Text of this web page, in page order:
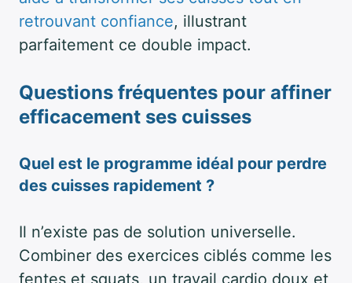
retrouvant confiance, illustrant
parfaitement ce double impact.
Questions fréquentes pour affiner
efficacement ses cuisses
Quel est le programme idéal pour perdre
des cuisses rapidement ?
Il n’existe pas de solution universelle.
Combiner des exercices ciblés comme les